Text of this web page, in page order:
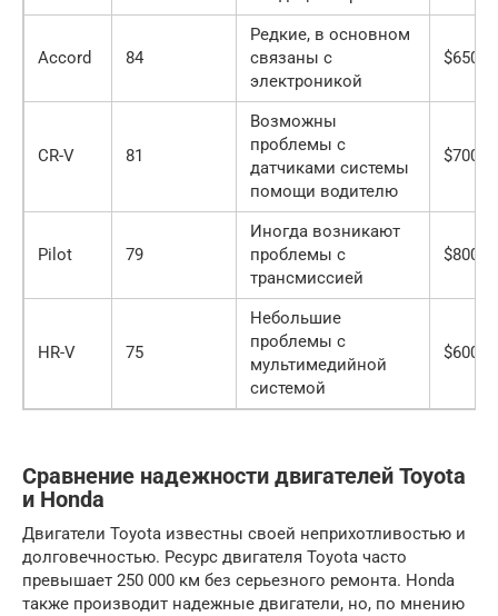
Accord 84
Редкие, в основном
связаны с
электроникой
$650
CR-V 81
Возможны
проблемы с
датчиками системы
помощи водителю
$700
Pilot 79
Иногда возникают
проблемы с
трансмиссией
$800
HR-V 75
Небольшие
проблемы с
мультимедийной
системой
$600
Сравнение надежности двигателей Toyota
и Honda
Двигатели Toyota известны своей неприхотливостью и
долговечностью. Ресурс двигателя Toyota часто
превышает 250 000 км без серьезного ремонта. Honda
также производит надежные двигатели, но, по мнению